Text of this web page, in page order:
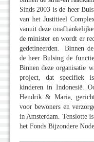
Sinds 2003 is de heer
van het Justitieel
vanuit deze
de minister en wordt er
gedetineerden. Binnen
de heer Bulsing de
Binnen deze organisatie
project, dat specifiek
kinderen in Indonesië.
Hendrik & Maria,
voor bewoners en
in Amsterdam. Tenslotte
het Fonds Bijzondere